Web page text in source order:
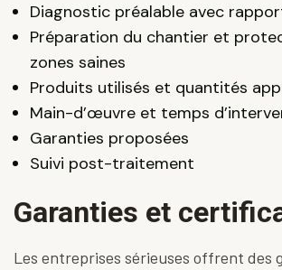
Diagnostic préalable avec
Préparation du chantier et
zones saines
Produits utilisés et quantités
Main-d’œuvre et temps
Garanties proposées
Suivi post-traitement
Garanties et
Les entreprises sérieuses offrent des